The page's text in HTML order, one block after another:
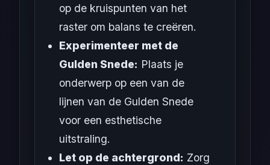
op de kruispunten van het
raster om balans te creëren.
Experimenteer met de
Gulden Snede: Plaats je
onderwerp op een van de
lijnen van de Gulden Snede
voor een esthetische
uitstraling.
Let op de achtergrond: Zorg